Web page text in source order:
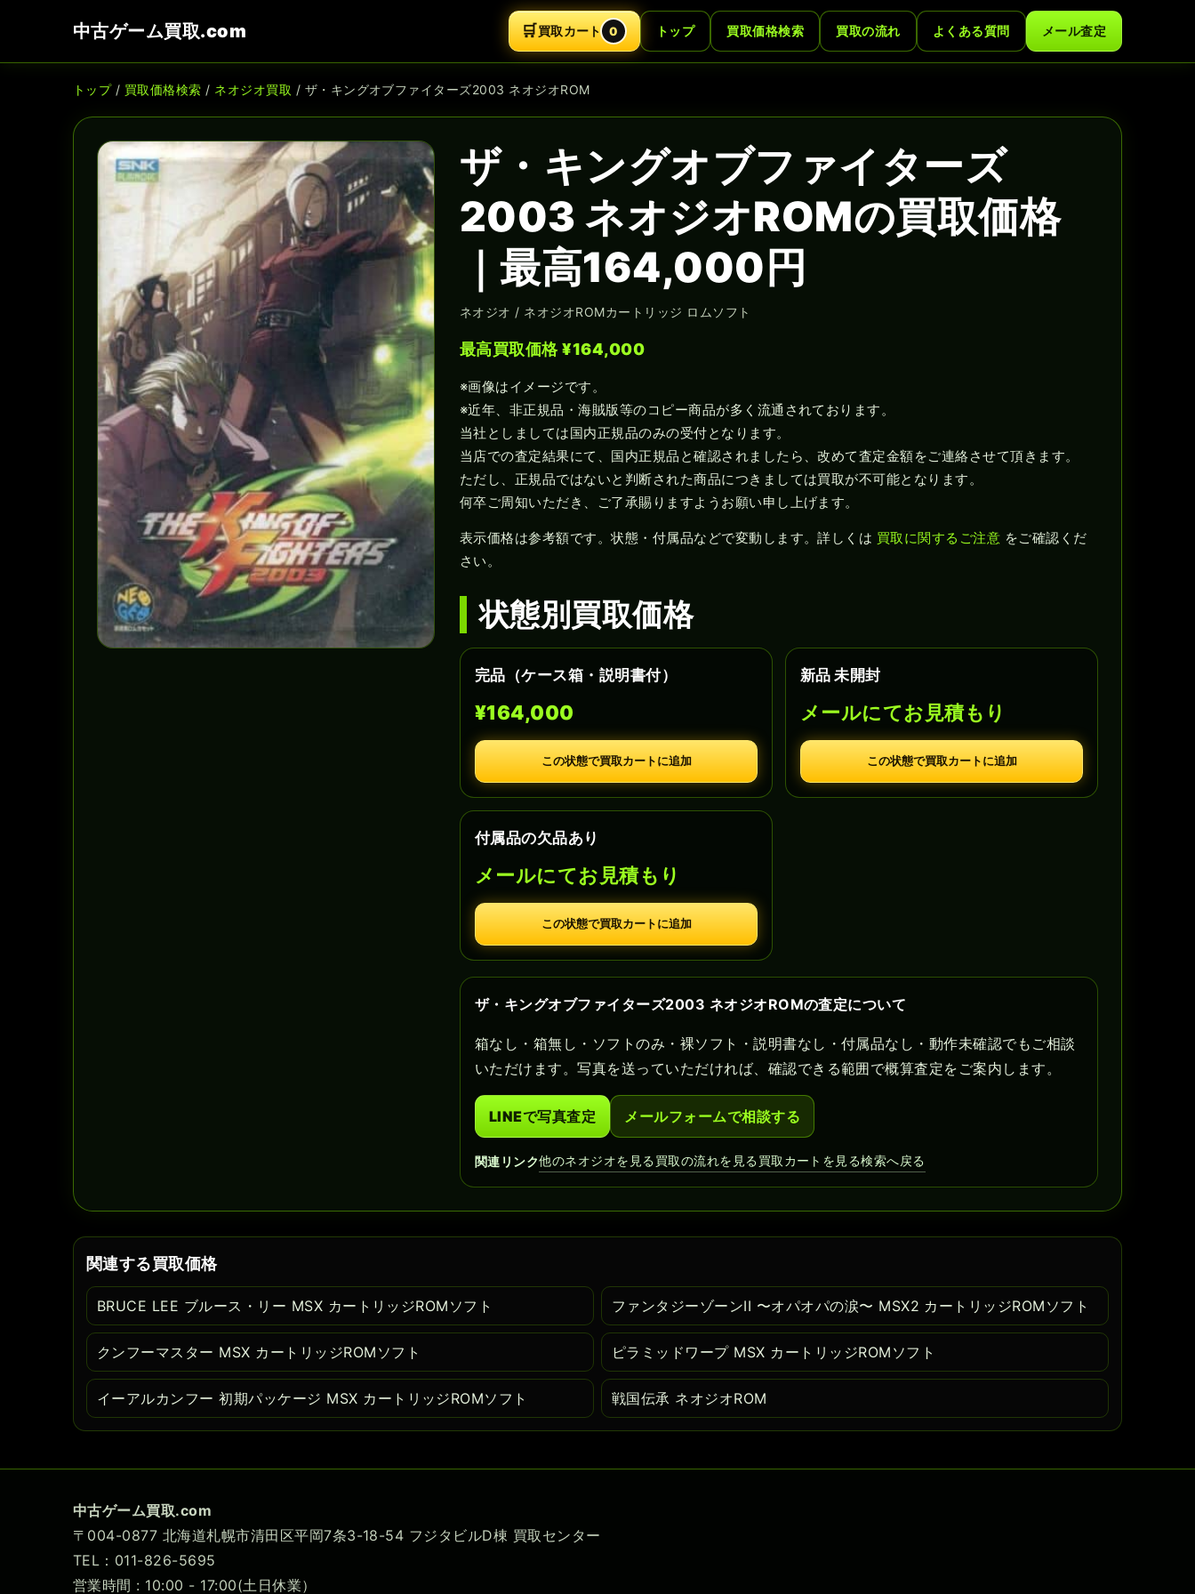
中古ゲーム買取.com 🛒買取カート 0 トップ 買取価格検索 買取の流れ よくある質問 メール査定
トップ/ 買取価格検索 / ネオジオ買取 / ザ・キングオブファイターズ2003 ネオジオROM
ザ・キングオブファイターズ
2003 ネオジオROMの買取価格
｜最高164,000円
ネオジオ / ネオジオROMカートリッジ ロムソフト
最高買取価格 ¥164,000
※画像はイメージです。
※近年、非正規品・海賊版等のコピー商品が多く流通されております。
当社としましては国内正規品のみの受付となります。
当店での査定結果にて、国内正規品と確認されましたら、改めて査定金額をご連絡させて頂きます。
ただし、正規品ではないと判断された商品につきましては買取が不可能となります。
何卒ご周知いただき、ご了承賜りますようお願い申し上げます。
表示価格は参考額です。状態・付属品などで変動します。詳しくは 買取に関するご注意 をご確認くだ
さい。
状態別買取価格
完品（ケース箱・説明書付）
¥164,000
この状態で買取カートに追加
新品 未開封
メールにてお見積もり
この状態で買取カートに追加
付属品の欠品あり
メールにてお見積もり
この状態で買取カートに追加
ザ・キングオブファイターズ2003 ネオジオROMの査定について
箱なし・箱無し・ソフトのみ・裸ソフト・説明書なし・付属品なし・動作未確認でもご相談
いただけます。写真を送っていただければ、確認できる範囲で概算査定をご案内します。
LINEで写真査定 メールフォームで相談する
関連リンク他のネオジオを見る買取の流れを見る買取カートを見る検索へ戻る
関連する買取価格
BRUCE LEE ブルース・リー MSX カートリッジROMソフト ファンタジーゾーンII 〜オパオパの涙〜 MSX2 カートリッジROMソフト
クンフーマスター MSX カートリッジROMソフト ピラミッドワープ MSX カートリッジROMソフト
イーアルカンフー 初期パッケージ MSX カートリッジROMソフト 戦国伝承 ネオジオROM
中古ゲーム買取.com
〒004-0877 北海道札幌市清田区平岡7条3-18-54 フジタビルD棟 買取センター
TEL：011-826-5695
営業時間 : 10:00 - 17:00(土日休業）